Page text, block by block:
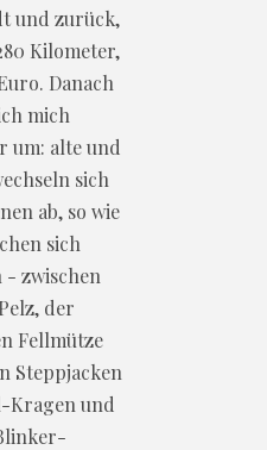
und zurück,
Kilometer,
Danach
mich
um: alte und
sich
ab, so wie
sich
- zwischen
der
Fellmütze
Steppjacken
Kragen und